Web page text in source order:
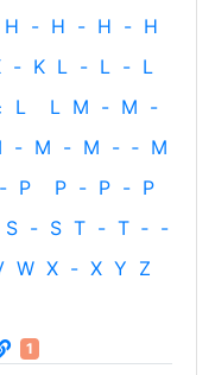
H - H - H - H
- K L - L - L
L L M - M -
- M - M - ‐ M
- P P - P - P
S - S T - T ‐ -
W X - X Y Z
1